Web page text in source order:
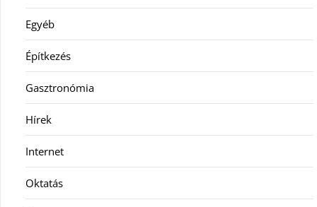
Egyéb
Építkezés
Gasztronómia
Hírek
Internet
Oktatás